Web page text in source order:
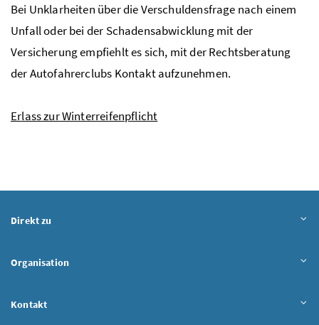
Bei Unklarheiten über die Verschuldensfrage nach einem
Unfall oder bei der Schadensabwicklung mit der
Versicherung empfiehlt es sich, mit der Rechtsberatung
der Autofahrerclubs Kontakt aufzunehmen.
Erlass zur Winterreifenpflicht
Direkt zu
Organisation
Kontakt